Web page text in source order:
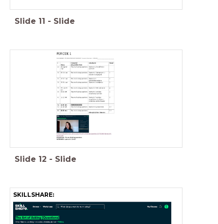
Slide 11 - Slide
Slide 12 - Slide
SKILLSHARE: